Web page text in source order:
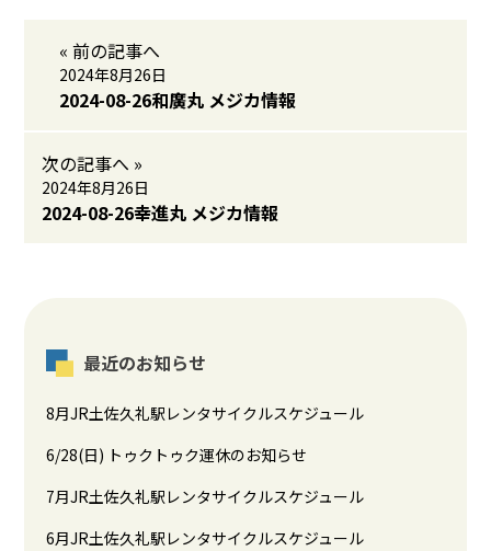
« 前の記事へ
2024年8月26日
2024-08-26和廣丸 メジカ情報
次の記事へ »
2024年8月26日
2024-08-26幸進丸 メジカ情報
最近のお知らせ
8月JR土佐久礼駅レンタサイクルスケジュール
6/28(日) トゥクトゥク運休のお知らせ
7月JR土佐久礼駅レンタサイクルスケジュール
6月JR土佐久礼駅レンタサイクルスケジュール